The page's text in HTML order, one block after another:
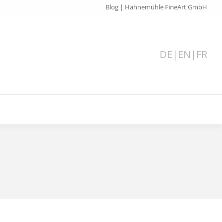
Blog | Hahnemühle FineArt GmbH
DE | EN | FR